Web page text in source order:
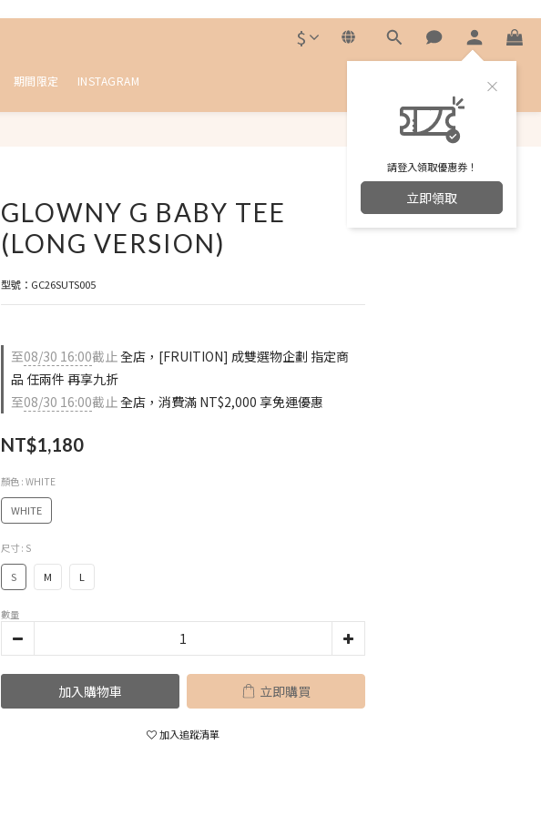
$
請登入領取優惠券！
立即領取
期間限定 INSTAGRAM
GLOWNY G BABY TEE
(LONG VERSION)
型號：GC26SUTS005
至08/30 16:00截止全店，[FRUITION] 成雙選物企劃 指定商
品 任兩件 再享九折
至08/30 16:00截止全店，消費滿 NT$2,000 享免運優惠
NT$1,180
顏色 : WHITE
WHITE
尺寸 : S
S M L
數量
加入購物車 立即購買
加入追蹤清單